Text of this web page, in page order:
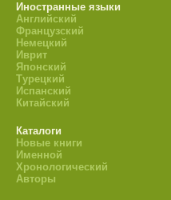
Иностранные языки
Английский
Французский
Немецкий
Иврит
Японский
Турецкий
Испанский
Китайский
Каталоги
Новые книги
Именной
Хронологический
Авторы